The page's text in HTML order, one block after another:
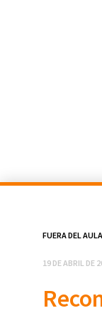
FUERA DEL AULA
19 DE ABRIL DE